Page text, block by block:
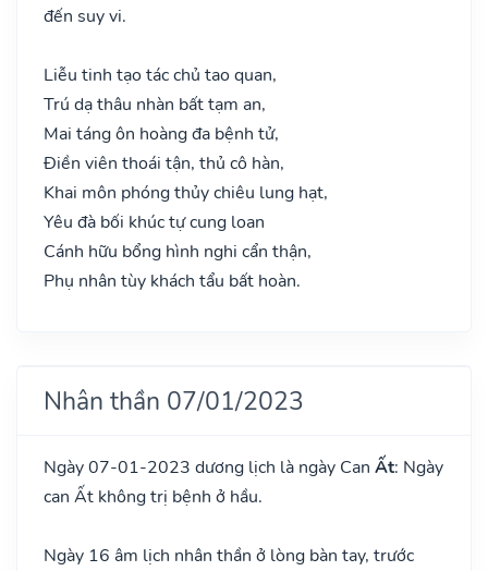
đến suy vi.
Liễu tinh tạo tác chủ tao quan,
Trú dạ thâu nhàn bất tạm an,
Mai táng ôn hoàng đa bệnh tử,
Điền viên thoái tận, thủ cô hàn,
Khai môn phóng thủy chiêu lung hạt,
Yêu đà bối khúc tự cung loan
Cánh hữu bổng hình nghi cẩn thận,
Phụ nhân tùy khách tẩu bất hoàn.
Nhân thần 07/01/2023
Ngày 07-01-2023 dương lịch là ngày Can Ất: Ngày
can Ất không trị bệnh ở hầu.
Ngày 16 âm lịch nhân thần ở lòng bàn tay, trước